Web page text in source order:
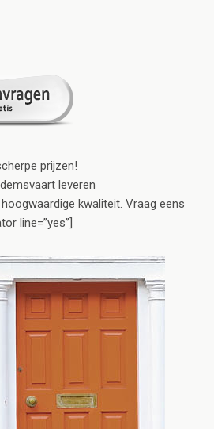
prijzen!
leveren
kwaliteit. Vraag eens
line=”yes”]